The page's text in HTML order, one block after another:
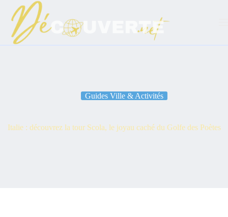
contenu
Guides Ville & Activités
Italie : découvrez la tour Scola, le joyau caché du Golfe des Poètes